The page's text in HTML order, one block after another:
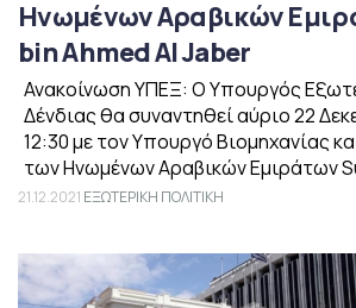
Ηνωμένων Αραβικών
bin Ahmed Al Jaber
Ανακοίνωση ΥΠΕΞ: Ο Υπουργός
Δένδιας θα συναντηθεί αύριο 22
12:30 με τον Υπουργό Βιομηχανίας
των Ηνωμένων Αραβικών Εμιράτων
21.12.2021 ΕΞΩΤΕΡΙΚΗ ΠΟΛΙΤΙΚΗ